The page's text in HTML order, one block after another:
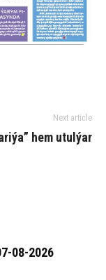
Next article
hem utulýar
08-2026